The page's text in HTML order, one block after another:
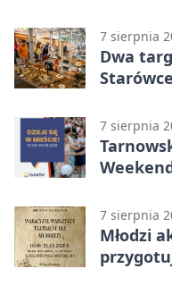
7 sierpnia
Dwa
7 sierpnia
7 sierpnia
Młodzi